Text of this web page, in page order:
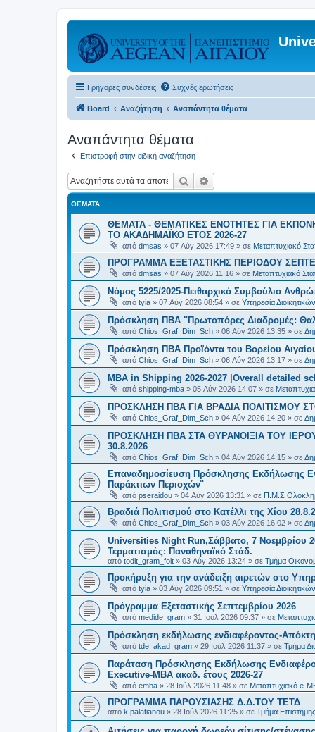
Γρήγορες συνδέσεις Συχνές ερωτήσεις
Board Αναζήτηση Αναπάντητα θέματα
Αναπάντητα θέματα
Επιστροφή στην ειδική αναζήτηση
Αναζήτηση
ΘΈΜΑΤΑ
ΘΕΜΑΤΑ - ΘΕΜΑΤΙΚΕΣ ΕΝΟΤΗΤΕΣ ΓΙΑ
ΤΟ ΑΚΑΔΗΜΑΪΚΟ ΕΤΟΣ 2026-27
από dmsas » 07 Αύγ 2026 17:49 » σε Μεταπτυχιακό
ΠΡΟΓΡΑΜΜΑ ΕΞΕΤΑΣΤΙΚΗΣ ΠΕΡΙΟΔΟΥ
από dmsas » 07 Αύγ 2026 11:16 » σε Μεταπτυχιακό
Νόμος 5225/2025-Πειθαρχικό Συμβούλιο
από tyia » 07 Αύγ 2026 08:54 » σε Υπηρεσία
Πρόσκληση ΠΒΑ "Πρωτοπόρες Διαδρομές:
από Chios_Graf_Dim_Sch » 06 Αύγ 2026 13:35 » σε
Πρόσκληση ΠΒΑ Προϊόντα του Βορείου
από Chios_Graf_Dim_Sch » 06 Αύγ 2026 13:17 » σε
MBA in Shipping 2026-2027 |Overall detailed
από shipping-mba » 05 Αύγ 2026 14:07 » σε
ΠΡΟΣΚΛΗΣΗ ΠΒΑ ΓΙΑ ΒΡΑΔΙΑ ΠΟΛΙΤΙΣΜΟΥ
από Chios_Graf_Dim_Sch » 04 Αύγ 2026 14:20 » σε
ΠΡΟΣΚΛΗΣΗ ΠΒΑ ΣΤΑ ΘΥΡΑΝΟΙΞΙΑ ΤΟΥ
30.8.2026
από Chios_Graf_Dim_Sch » 04 Αύγ 2026 14:15 » σε
Επαναδημοσίευση Πρόσκλησης Εκδήλωσης
Παράκτιων Περιοχών¨
από pseraidou » 04 Αύγ 2026 13:31 » σε Π.Μ.Σ
Βραδιά Πολιτισμού στο Κατέλλι της Χίου
από Chios_Graf_Dim_Sch » 03 Αύγ 2026 16:02 » σε
Universities Night Run,Σάββατο, 7 Νοεμβρίου
Τερματισμός: Παναθηναϊκό Στάδ.
από todit_gram_foit » 03 Αύγ 2026 13:24 » σε Τμήμα
Προκήρυξη για την ανάδειξη αιρετών στο
από tyia » 03 Αύγ 2026 09:51 » σε Υπηρεσία
Πρόγραμμα Εξεταστικής Σεπτεμβρίου 2026
από medide_gram » 31 Ιούλ 2026 09:37 » σε
Πρόσκληση εκδήλωσης ενδιαφέροντος-
από tde_akad_gram » 29 Ιούλ 2026 11:37 » σε Τμήμα
Παράταση Πρόσκλησης Εκδήλωσης
Executive-MBΑ ακαδ. έτους 2026-27
από emba » 28 Ιούλ 2026 11:48 » σε Μεταπτυχιακό e-
ΠΡΟΓΡΑΜΜΑ ΠΑΡΟΥΣΙΑΣΗΣ Δ.Δ.ΤΟΥ ΤΕΤΔ
από k.palatianou » 28 Ιούλ 2026 11:25 » σε Τμήμα